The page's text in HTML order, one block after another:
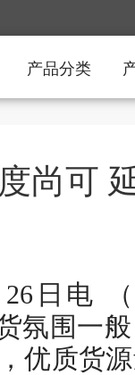
产品分类
尚可
日电
氛围一
优质货